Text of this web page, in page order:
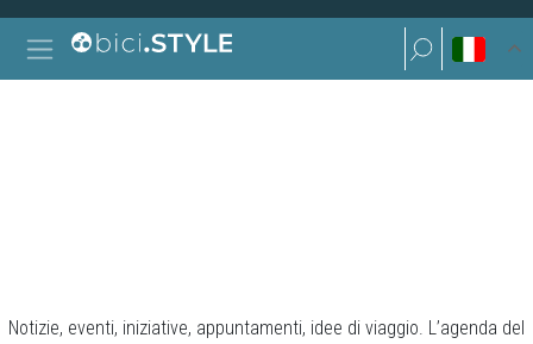
Vai al contenuto
Navigazione principale
Ricerca per:
Ricerca per:
Notizie, eventi, iniziative, appuntamenti, idee di viaggio. L’agenda del